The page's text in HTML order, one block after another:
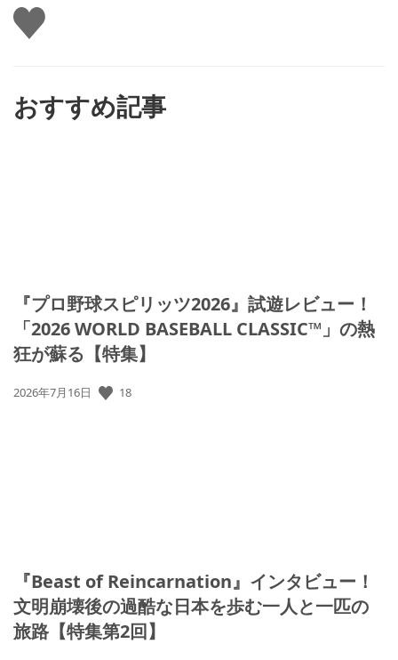
い
い
おすすめ記事
『プロ野球スピリッツ2026』試遊レビュー！
「2026 WORLD BASEBALL CLASSIC™」の熱
狂が蘇る【特集】
公
2026年7月16日 18
『Beast of Reincarnation』インタビュー！
文明崩壊後の過酷な日本を歩む一人と一匹の
旅路【特集第2回】